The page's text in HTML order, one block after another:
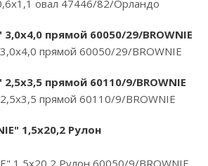
овал 47446/82/Орландо
3,0х4,0 прямой 60050/29/BROWNIE
прямой 60050/29/BROWNIE
2,5х3,5 прямой 60110/9/BROWNIE
прямой 60110/9/BROWNIE
1,5х20,2 Рулон
1,5х20,2 Рулон 60050/9/BROWNIE